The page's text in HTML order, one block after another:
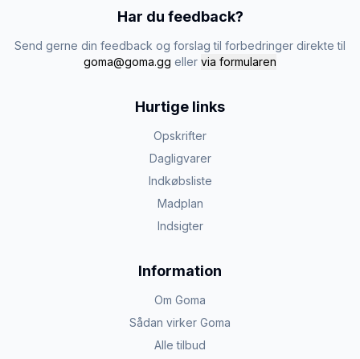
Har du feedback?
Send gerne din feedback og forslag til forbedringer direkte til
goma@goma.gg eller via formularen
Hurtige links
Opskrifter
Dagligvarer
Indkøbsliste
Madplan
Indsigter
Information
Om Goma
Sådan virker Goma
Alle tilbud